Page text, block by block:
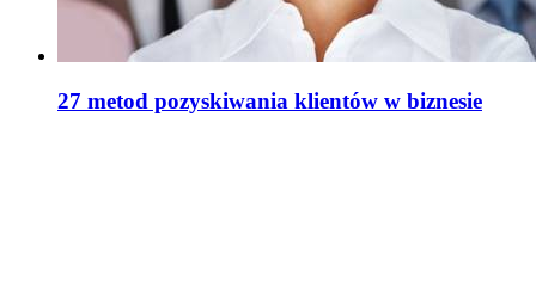
27 metod pozyskiwania klientów w biznesie